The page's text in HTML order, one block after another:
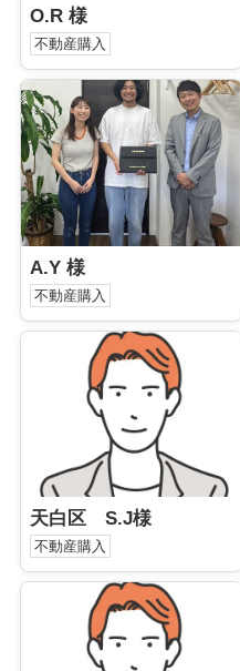
O.R 様
不動産購入
A.Y 様
不動産購入
天白区 S.J様
不動産購入